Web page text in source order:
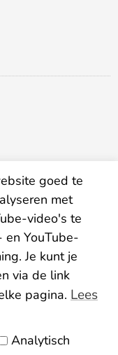
goed te
met
video's te
en YouTube-
Je kunt je
via de link
pagina. Lees
Analytisch